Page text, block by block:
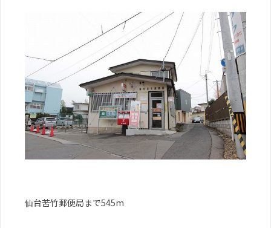
仙台苦竹郵便局まで545m